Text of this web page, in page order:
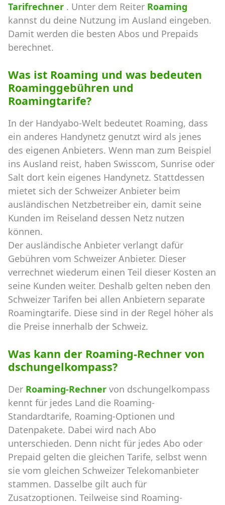
Tarifrechner . Unter dem Reiter Roaming
kannst du deine Nutzung im Ausland eingeben.
Damit werden die besten Abos und Prepaids
berechnet.
Was ist Roaming und was bedeuten
Roaminggebühren und
Roamingtarife?
In der Handyabo-Welt bedeutet Roaming, dass
ein anderes Handynetz genutzt wird als jenes
des eigenen Anbieters. Wenn man zum Beispiel
ins Ausland reist, haben Swisscom, Sunrise oder
Salt dort kein eigenes Handynetz. Stattdessen
mietet sich der Schweizer Anbieter beim
ausländischen Netzbetreiber ein, damit seine
Kunden im Reiseland dessen Netz nutzen
können.
Der ausländische Anbieter verlangt dafür
Gebühren vom Schweizer Anbieter. Dieser
verrechnet wiederum einen Teil dieser Kosten an
seine Kunden weiter. Deshalb gelten neben den
Schweizer Tarifen bei allen Anbietern separate
Roamingtarife. Diese sind in der Regel höher als
die Preise innerhalb der Schweiz.
Was kann der Roaming-Rechner von
dschungelkompass?
Der Roaming-Rechner von dschungelkompass
kennt für jedes Land die Roaming-
Standardtarife, Roaming-Optionen und
Datenpakete. Dabei wird nach Abo
unterschieden. Denn nicht für jedes Abo oder
Prepaid gelten die gleichen Tarife, selbst wenn
sie vom gleichen Schweizer Telekomanbieter
stammen. Dasselbe gilt auch für
Zusatzoptionen. Teilweise sind Roaming-